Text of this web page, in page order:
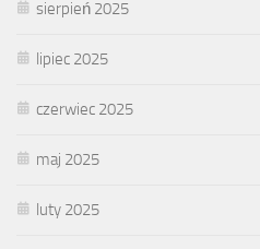
sierpień 2025
lipiec 2025
czerwiec 2025
maj 2025
luty 2025